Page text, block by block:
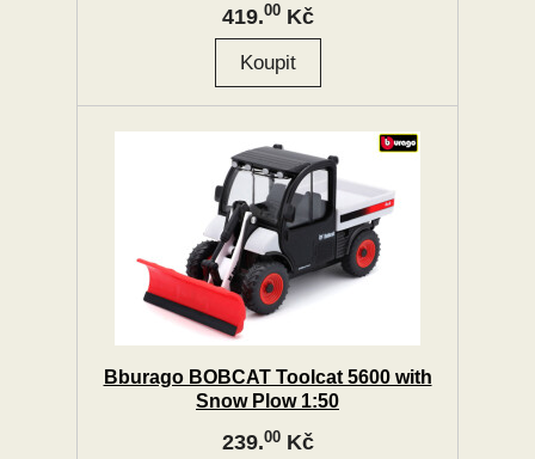
419.00Kč
Bburago BOBCAT Toolcat 5600 with
Snow Plow 1:50
239.00Kč